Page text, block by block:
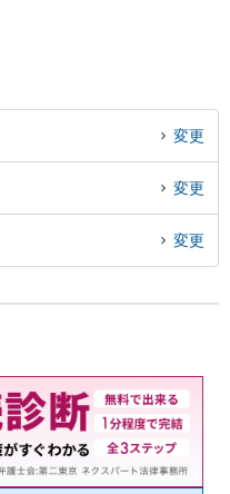
変更
変更
変更